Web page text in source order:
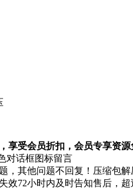
享受会员折扣，会员专享资
对话框图标留言
，其他问题不回复！压缩包解
效72小时内及时告知售后，